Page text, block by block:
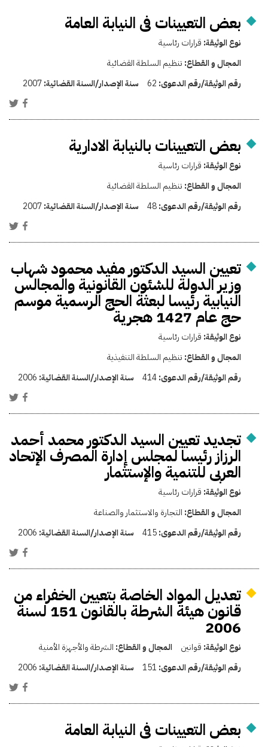
بعض التعيينات فى النيابة العامة
نوع الوثيقة: قرارات رئاسية
المجال و القطاع: تنظيم السلطة القضائية
رقم الوثيقة/رقم الدعوى: 62 سنة الإصدار/السنة القضائية:2007
بعض التعيينات بالنيابة الادارية
نوع الوثيقة: قرارات رئاسية
المجال و القطاع: تنظيم السلطة القضائية
رقم الوثيقة/رقم الدعوى:48 سنة الإصدار/السنة القضائية:2007
تعيين السيد الدكتور مفيد محمود شهاب
وزير الدولة للشئون القانونية والمجالس
النيابية رئيسا لبعثة الحج الرسمية موسم
حج عام 1427 هجرية
نوع الوثيقة: قرارات رئاسية
المجال و القطاع: تنظيم السلطة التنفيذية
رقم الوثيقة/رقم الدعوى:414 سنة الإصدار/السنة القضائية: 2006
تجديد تعيين السيد الدكتور محمد أحمد
الرزاز رئيسا لمجلس إدارة المصرف الإتحاد
العربى للتنمية والإستثمار
نوع الوثيقة: قرارات رئاسية
المجال و القطاع: التجارة والاستثمار والصناعة
رقم الوثيقة/رقم الدعوى:415 سنة الإصدار/السنة القضائية: 2006
تعديل المواد الخاصة بتعيين الخفراء من
قانون هيئة الشرطة بالقانون 151 لسنة
2006
نوع الوثيقة: قوانين المجال و القطاع: الشرطة والأجهزة الأمنية
رقم الوثيقة/رقم الدعوى: 151 سنة الإصدار/السنة القضائية: 2006
بعض التعيينات فى النيابة العامة